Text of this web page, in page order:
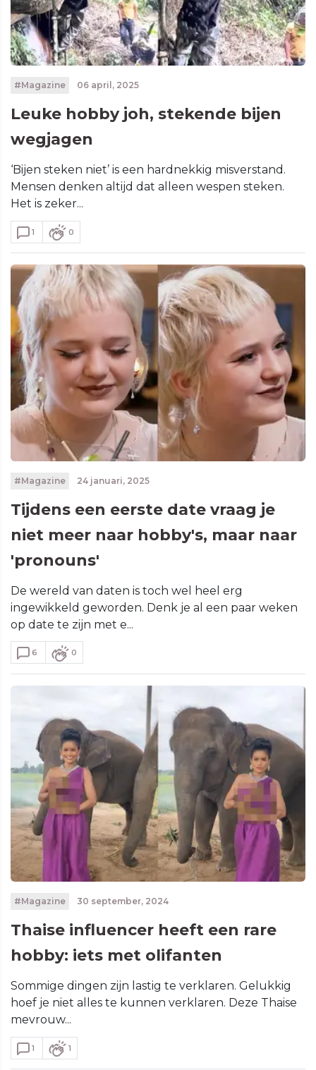
#Magazine 06 april, 2025
Leuke hobby joh, stekende bijen
wegjagen
‘Bijen steken niet’ is een hardnekkig misverstand.
Mensen denken altijd dat alleen wespen steken.
Het is zeker...
1 0
#Magazine 24 januari, 2025
Tijdens een eerste date vraag je
niet meer naar hobby's, maar naar
'pronouns'
De wereld van daten is toch wel heel erg
ingewikkeld geworden. Denk je al een paar weken
op date te zijn met e...
6 0
#Magazine 30 september, 2024
Thaise influencer heeft een rare
hobby: iets met olifanten
Sommige dingen zijn lastig te verklaren. Gelukkig
hoef je niet alles te kunnen verklaren. Deze Thaise
mevrouw...
1 1